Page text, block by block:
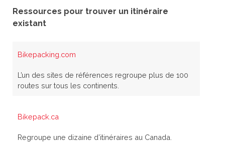
Ressources pour trouver un itinéraire
existant
Bikepacking.com
L’un des sites de références regroupe plus de 100
routes sur tous les continents.
Bikepack.ca
Regroupe une dizaine d’itinéraires au Canada.